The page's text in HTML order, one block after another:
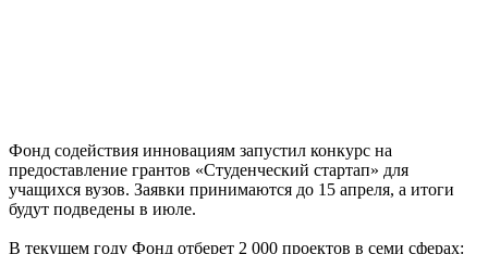
Фонд содействия инновациям запустил конкурс на
предоставление грантов «Студенческий стартап» для
учащихся вузов. Заявки принимаются до 15 апреля, а итоги
будут подведены в июле.
В текущем году Фонд отберет 2 000 проектов в семи сферах: